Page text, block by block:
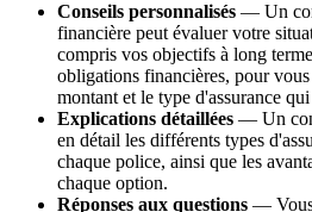
Conseils personnalisés — Un
financière peut évaluer votre
compris vos objectifs à long
obligations financières, pour
montant et le type d'assurance
Explications détaillées — Un
en détail les différents types
chaque police, ainsi que les
chaque option.
Réponses aux questions — Vous